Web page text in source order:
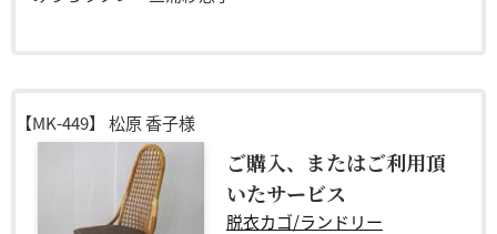
【MK-449】 松原 香子様
ご購入、またはご利用頂
いたサービス
脱衣カゴ/ランドリー